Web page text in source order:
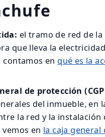
el tramo de red de la
que lleva la
contamos en qué es la
de protección
del inmueble, en
la red y la instalación
en la caja general